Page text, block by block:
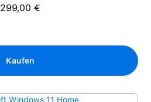
Regulärer Preis:
299,00 €
Kaufen